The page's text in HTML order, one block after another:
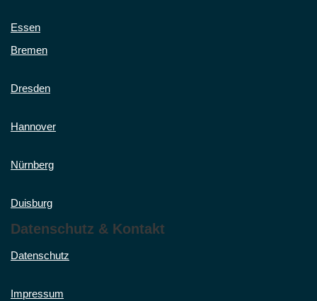
Essen
Bremen
Dresden
Hannover
Nürnberg
Duisburg
Datenschutz & Kontakt
Datenschutz
Impressum